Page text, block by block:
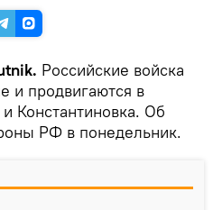
Российские войска
и продвигаются в
Константиновка. Об
РФ в понедельник.